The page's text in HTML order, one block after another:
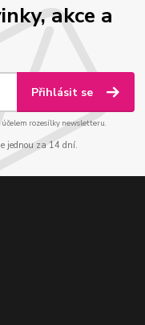
akce a
Přihlásit se
rozesílky newsletteru.
jednou za 14 dní.